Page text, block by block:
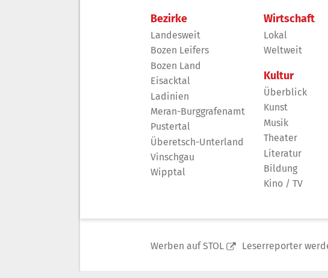
Bezirke
Landesweit
Bozen Leifers
Bozen Land
Eisacktal
Ladinien
Meran-Burggrafenamt
Pustertal
Überetsch-Unterland
Vinschgau
Wipptal
Wirtschaft
Lokal
Weltweit
Kultur
Überblick
Kunst
Musik
Theater
Literatur
Bildung
Kino / TV
Werben auf STOL Leserreporter